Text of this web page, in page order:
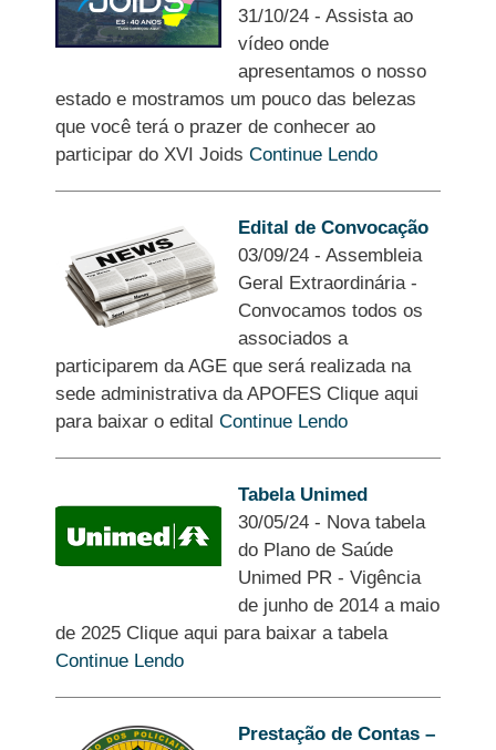
31/10/24 - Assista ao
vídeo onde
apresentamos o nosso
estado e mostramos um pouco das belezas
que você terá o prazer de conhecer ao
participar do XVI Joids Continue Lendo
Edital de Convocação
03/09/24 - Assembleia
Geral Extraordinária -
Convocamos todos os
associados a
participarem da AGE que será realizada na
sede administrativa da APOFES Clique aqui
para baixar o edital Continue Lendo
Tabela Unimed
30/05/24 - Nova tabela
do Plano de Saúde
Unimed PR - Vigência
de junho de 2014 a maio
de 2025 Clique aqui para baixar a tabela
Continue Lendo
Prestação de Contas –